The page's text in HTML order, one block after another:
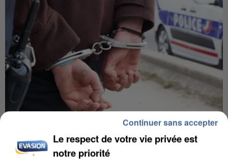
L’UN DES FONDATEURS SUPPOSÉS DE LA DZ
MAFIA INTERPELLÉ EN ALGÉRIE
Le respect de votre vie privée est
notre priorité
Continuer sans accepter